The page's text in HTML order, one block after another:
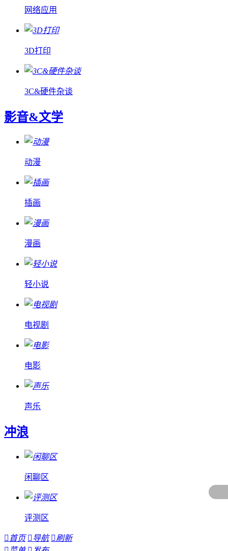
网络应用
3D打印
3C&硬件杂谈
影音&文学
动漫
插画
漫画
轻小说
电视剧
电影
声乐
冲浪
闲聊区
评测区
 首页  导航 刷新